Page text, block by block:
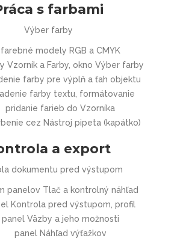
s farbami
Výber farby
farebné modely RGB a CMYK
Vzorník a Farby, okno Výber farby
farby pre výplň a ťah objektu
farby textu, formátovanie
pridanie farieb do Vzorníka
cez Nástroj pipeta (kapátko)
a export
dokumentu pred výstupom
panelov Tlač a kontrolný náhľad
Kontrola pred výstupom, profil
panel Väzby a jeho možnosti
panel Náhľad výťažkov